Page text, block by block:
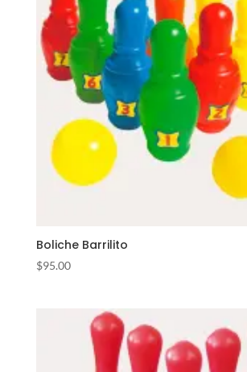
Boliche Barrilito
$95.00